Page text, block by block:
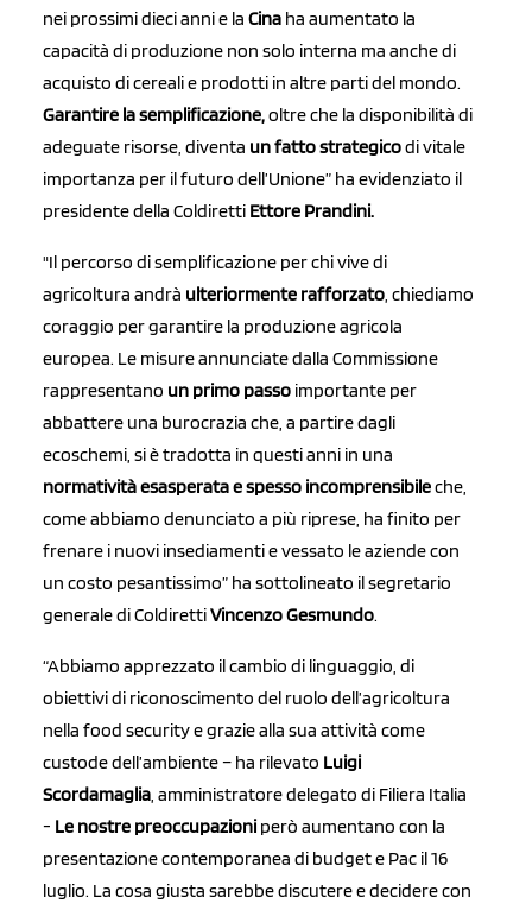
nei prossimi dieci anni e la Cina ha aumentato la
capacità di produzione non solo interna ma anche di
acquisto di cereali e prodotti in altre parti del mondo.
Garantire la semplificazione,oltre che la disponibilità di
adeguate risorse, diventa un fatto strategicodi vitale
importanza per il futuro dell’Unione” ha evidenziato il
presidente della Coldiretti Ettore Prandini.
"Il percorso di semplificazione per chi vive di
agricoltura andrà ulteriormente rafforzato, chiediamo
coraggio per garantire la produzione agricola
europea. Le misure annunciate dalla Commissione
rappresentano un primo passo importante per
abbattere una burocrazia che, a partire dagli
ecoschemi, si è tradotta in questi anni in una
normatività esasperata e spesso incomprensibileche,
come abbiamo denunciato a più riprese, ha finito per
frenare i nuovi insediamenti e vessato le aziende con
un costo pesantissimo” ha sottolineato il segretario
generale di ColdirettiVincenzo Gesmundo.
“Abbiamo apprezzato il cambio di linguaggio, di
obiettivi di riconoscimento del ruolo dell’agricoltura
nella food security e grazie alla sua attività come
custode dell’ambiente – ha rilevato Luigi
Scordamaglia, amministratore delegato di Filiera Italia
- Le nostre preoccupazioni però aumentano con la
presentazione contemporanea di budget e Pac il 16
luglio. La cosa giusta sarebbe discutere e decidere con